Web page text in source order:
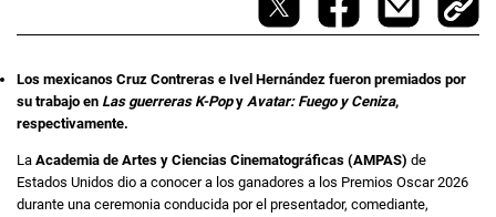
Los mexicanos Cruz Contreras e Ivel Hernández fueron premiados por
su trabajo en Las guerreras K-Popy Avatar: Fuego y Ceniza,
respectivamente.
La Academia de Artes y Ciencias Cinematográficas (AMPAS) de
Estados Unidos dio a conocer a los ganadores a los Premios Oscar 2026
durante una ceremonia conducida por el presentador, comediante,